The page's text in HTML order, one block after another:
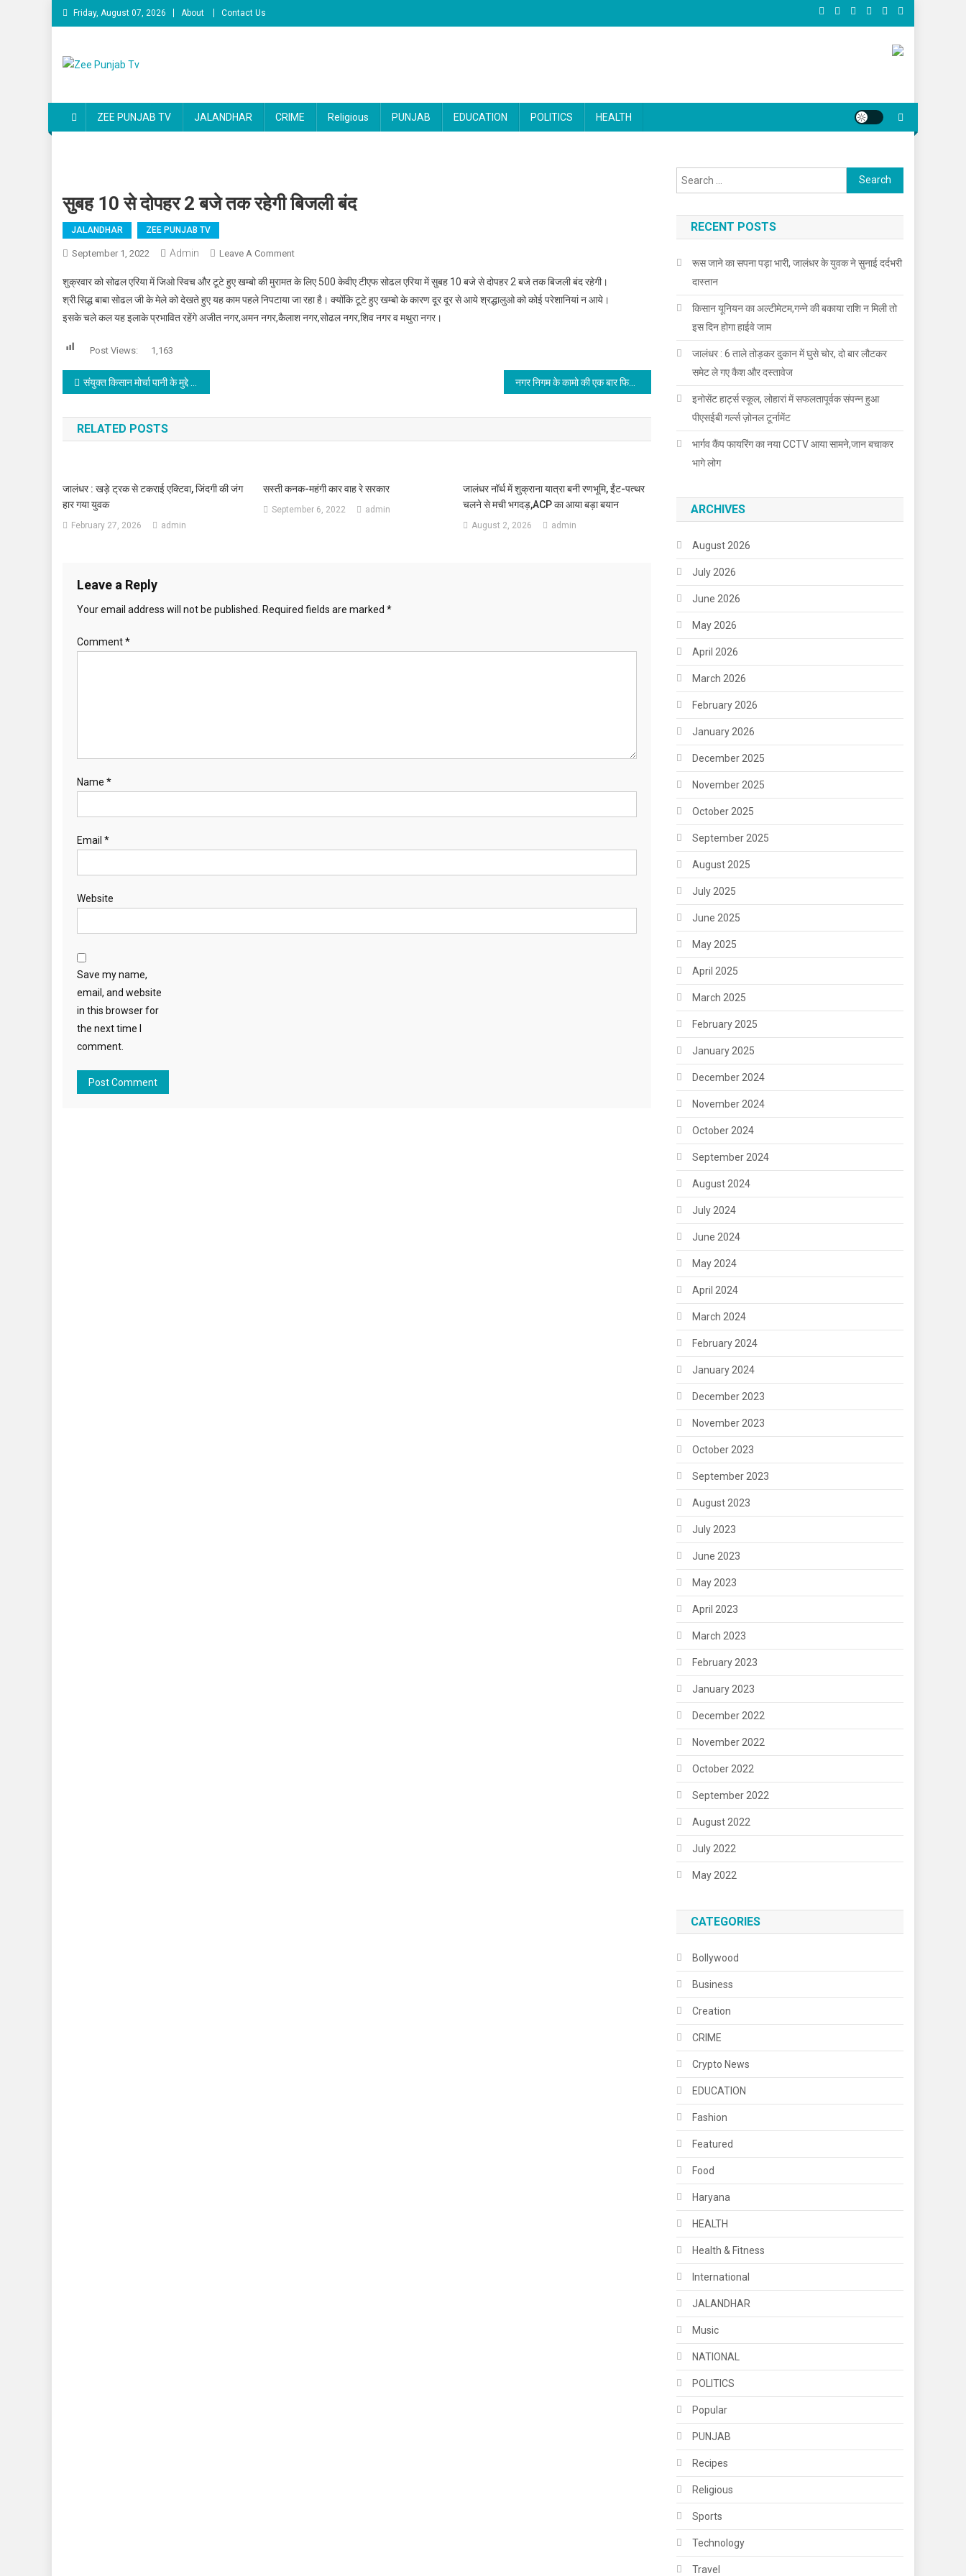
Skip to content
Friday, August 07, 2026 About Contact Us
ZEE PUNJAB TV JALANDHAR CRIME Religious PUNJAB EDUCATION POLITICS HEALTH
सुबह 10 से दोपहर 2 बजे तक रहेगी बिजली बंद
JALANDHAR ZEE PUNJAB TV
September 1, 2022 Admin Leave A Comment
शुक्रवार को सोढल एरिया में जिओ स्विच और टूटे हुए खम्बो की मुरामत के लिए 500 केवीए टीएफ सोढल एरिया में सुबह 10 बजे से दोपहर 2 बजे तक बिजली बंद रहेगी।
श्री सिद्ध बाबा सोढल जी के मेले को देखते हुए यह काम पहले निपटाया जा रहा है। क्योंकि टूटे हुए खम्बो के कारण दूर दूर से आये श्रद्धालुओ को कोई परेशानियां न आये।
इसके चले कल यह इलाके प्रभावित रहेंगे अजीत नगर,अमन नगर,कैलाश नगर,सोढल नगर,शिव नगर व मथुरा नगर।
Post Views: 1,163
Post navigation
संयुक्त किसान मोर्चा पानी के मुद्दे को लेकर करेगी आंदोलन नगर निगम के कामो की एक बार फिर खुली पोल
RELATED POSTS
जालंधर : खड़े ट्रक से टकराई एक्टिवा, जिंदगी की जंग
हार गया युवक
February 27, 2026 admin
सस्ती कनक-महंगी कार वाह रे सरकार
September 6, 2022 admin
जालंधर नॉर्थ में शुक्राना यात्रा बनी रणभूमि, ईंट-पत्थर
चलने से मची भगदड़,ACP का आया बड़ा बयान
August 2, 2026 admin
Leave a Reply
Your email address will not be published. Required fields are marked *
Comment*
Name *
Email *
Website
Save my name,
email, and website
in this browser for
the next time I
comment.
Search for:
RECENT POSTS
रूस जाने का सपना पड़ा भारी, जालंधर के युवक ने सुनाई दर्दभरी
दास्तान
किसान यूनियन का अल्टीमेटम,गन्ने की बकाया राशि न मिली तो
इस दिन होगा हाईवे जाम
जालंधर : 6 ताले तोड़कर दुकान में घुसे चोर, दो बार लौटकर
समेट ले गए कैश और दस्तावेज
इनोसेंट हार्ट्स स्कूल, लोहारां में सफलतापूर्वक संपन्न हुआ
पीएसईबी गर्ल्स ज़ोनल टूर्नामेंट
भार्गव कैंप फायरिंग का नया CCTV आया सामने,जान बचाकर
भागे लोग
ARCHIVES
August 2026
July 2026
June 2026
May 2026
April 2026
March 2026
February 2026
January 2026
December 2025
November 2025
October 2025
September 2025
August 2025
July 2025
June 2025
May 2025
April 2025
March 2025
February 2025
January 2025
December 2024
November 2024
October 2024
September 2024
August 2024
July 2024
June 2024
May 2024
April 2024
March 2024
February 2024
January 2024
December 2023
November 2023
October 2023
September 2023
August 2023
July 2023
June 2023
May 2023
April 2023
March 2023
February 2023
January 2023
December 2022
November 2022
October 2022
September 2022
August 2022
July 2022
May 2022
CATEGORIES
Bollywood
Business
Creation
CRIME
Crypto News
EDUCATION
Fashion
Featured
Food
Haryana
HEALTH
Health & Fitness
International
JALANDHAR
Music
NATIONAL
POLITICS
Popular
PUNJAB
Recipes
Religious
Sports
Technology
Travel